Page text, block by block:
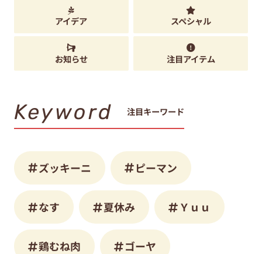
アイデア スペシャル
お知らせ 注目アイテム
Keyword 注目キーワード
ズッキーニ ピーマン
なす 夏休み Ｙｕｕ
鶏むね肉 ゴーヤ